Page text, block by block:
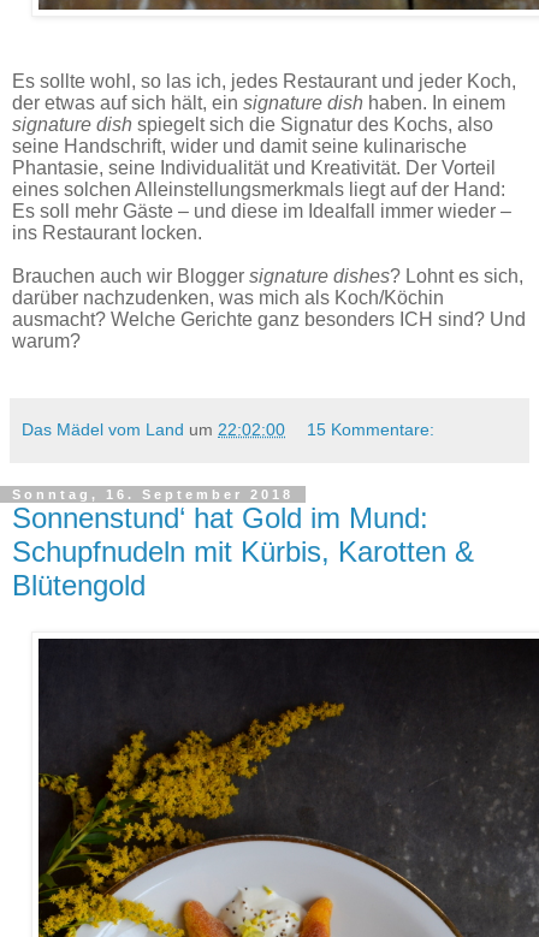
Es sollte wohl, so las ich, jedes Restaurant und jeder Koch,
der etwas auf sich hält, ein signature dish haben. In einem
signature dish spiegelt sich die Signatur des Kochs, also
seine Handschrift, wider und damit seine kulinarische
Phantasie, seine Individualität und Kreativität. Der Vorteil
eines solchen Alleinstellungsmerkmals liegt auf der Hand:
Es soll mehr Gäste – und diese im Idealfall immer wieder –
ins Restaurant locken.
Brauchen auch wir Blogger signature dishes? Lohnt es sich,
darüber nachzudenken, was mich als Koch/Köchin
ausmacht? Welche Gerichte ganz besonders ICH sind? Und
warum?
Das Mädel vom Land um 22:02:00 15 Kommentare:
Sonntag, 16. September 2018
Sonnenstund‘ hat Gold im Mund:
Schupfnudeln mit Kürbis, Karotten &
Blütengold